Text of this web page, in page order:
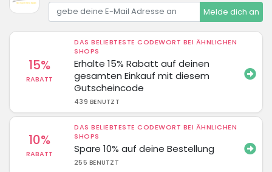
Melde dich an
15%
RABATT
DAS BELIEBTESTE CODEWORT BEI ÄHNLICHEN
SHOPS
Erhalte 15% Rabatt auf deinen
gesamten Einkauf mit diesem
Gutscheincode
439 BENUTZT
10%
RABATT
DAS BELIEBTESTE CODEWORT BEI ÄHNLICHEN
SHOPS
Spare 10% auf deine Bestellung
255 BENUTZT